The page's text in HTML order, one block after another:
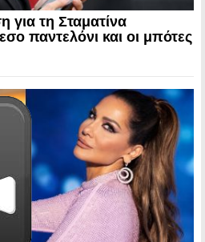
για τη Σταματίνα
παντελόνι και οι μπότες